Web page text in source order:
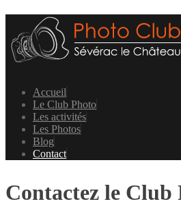
Accueil
Le Club Photo
Les activités
Les Photos
Blog
Contact
Contactez le Club